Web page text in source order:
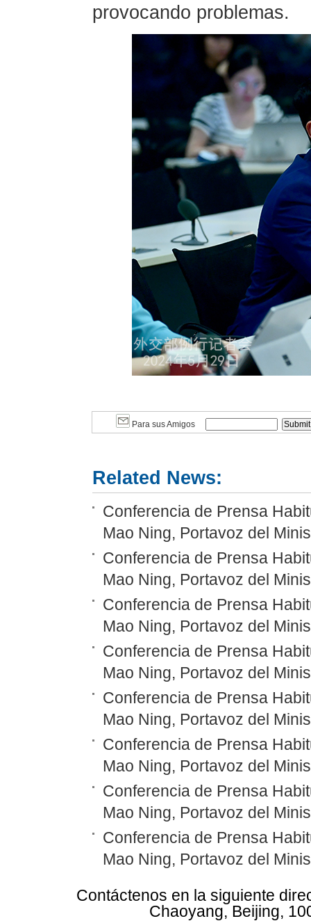
provocando problemas.
Para sus Amigos
Related News:
Conferencia de Prensa
Mao Ning, Portavoz del
Conferencia de Prensa
Mao Ning, Portavoz del
Conferencia de Prensa
Mao Ning, Portavoz del
Conferencia de Prensa
Mao Ning, Portavoz del
Conferencia de Prensa
Mao Ning, Portavoz del
Conferencia de Prensa
Mao Ning, Portavoz del
Conferencia de Prensa
Mao Ning, Portavoz del
Conferencia de Prensa
Mao Ning, Portavoz del
Contáctenos en la siguiente
Chaoyang, Beijing,